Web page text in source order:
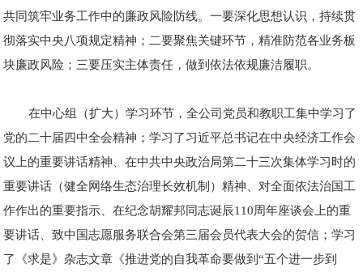
共同筑牢业务工作中的廉政风险防线。一要深化思想认识，持续贯
彻落实中央八项规定精神；二要聚焦关键环节，精准防范各业务板
块廉政风险；三要压实主体责任，做到依法依规廉洁履职。
在中心组（扩大）学习环节，全公司党员和教职工集中学习了
党的二十届四中全会精神；学习了习近平总书记在中央经济工作会
议上的重要讲话精神、在中共中央政治局第二十三次集体学习时的
重要讲话（健全网络生态治理长效机制）精神、对全面依法治国工
作作出的重要指示、在纪念胡耀邦同志诞辰110周年座谈会上的重
要讲话、致中国志愿服务联合会第三届会员代表大会的贺信；学习
了《求是》杂志文章《推进党的自我革命要做到“五个进一步到